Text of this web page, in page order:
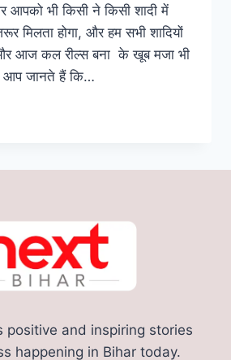
आपको भी किसी ने किसी शादी में
मिलता होगा, और हम सभी शादियों
और आज कल रील्स बना के खूब मजा भी
आप जानते हैं कि…
positive and inspiring stories
happening in Bihar today.